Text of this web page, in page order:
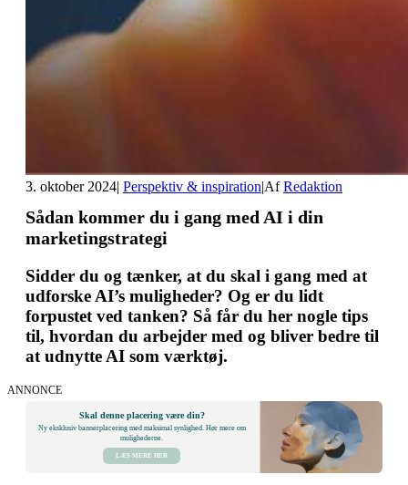
3. oktober 2024| Perspektiv & inspiration|AfRedaktion
Sådan kommer du i gang med AI i din
marketingstrategi
Sidder du og tænker, at du skal i gang med at
udforske AI’s muligheder? Og er du lidt
forpustet ved tanken? Så får du her nogle tips
til, hvordan du arbejder med og bliver bedre til
at udnytte AI som værktøj.
ANNONCE
Skal denne placering være din?
Ny eksklusiv bannerplacering med maksimal synlighed. Hør mere om
mulighederne.
LÆS MERE HER